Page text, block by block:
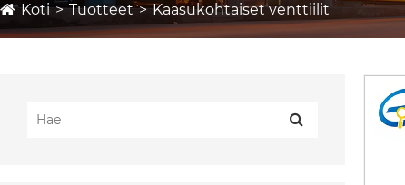
Koti Tuotteet Kaasukohtaiset venttiilit